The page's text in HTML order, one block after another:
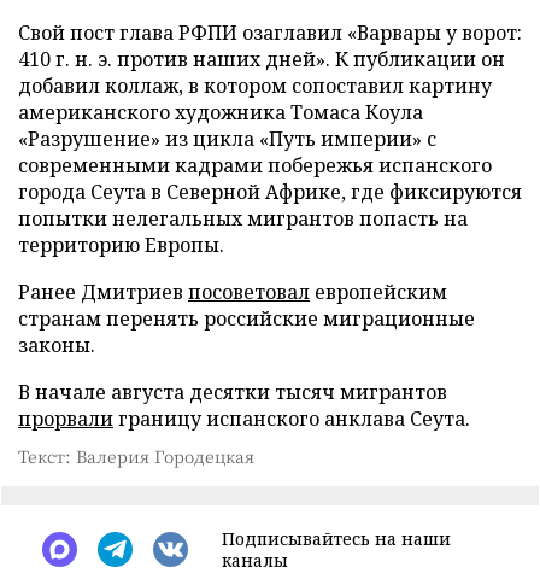
Свой пост глава РФПИ озаглавил «Варвары у ворот:
410 г. н. э. против наших дней». К публикации он
добавил коллаж, в котором сопоставил картину
американского художника Томаса Коула
«Разрушение» из цикла «Путь империи» с
современными кадрами побережья испанского
города Сеута в Северной Африке, где фиксируются
попытки нелегальных мигрантов попасть на
территорию Европы.
Ранее Дмитриев посоветовал европейским
странам перенять российские миграционные
законы.
В начале августа десятки тысяч мигрантов
прорвалиграницу испанского анклава Сеута.
Текст: Валерия Городецкая
Подписывайтесь на наши
каналы